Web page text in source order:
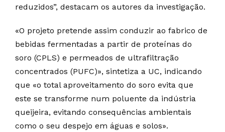
reduzidos”, destacam os autores da investigação.
«O projeto pretende assim conduzir ao fabrico de
bebidas fermentadas a partir de proteínas do
soro (CPLS) e permeados de ultrafiltração
concentrados (PUFC)», sintetiza a UC, indicando
que «o total aproveitamento do soro evita que
este se transforme num poluente da indústria
queijeira, evitando consequências ambientais
como o seu despejo em águas e solos».